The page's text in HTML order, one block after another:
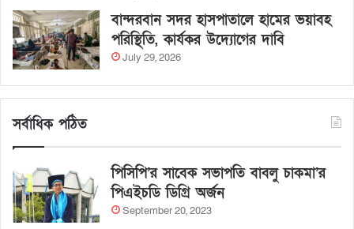
বান্দরবান সদর হাসপাতালে হামের ভয়াবহ
পরিস্থিতি, কার্যকর উদ্যোগের দাবি
July 29, 2026
সর্বাধিক পঠিত
পিসিপি’র সাবেক সভাপতি বাবলু চাকমা’র
পিএইচডি ডিগ্রি অর্জন
September 20, 2023